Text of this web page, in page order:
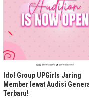
Idol Group UPGirls Jaring
Member lewat Audisi
Terbaru!